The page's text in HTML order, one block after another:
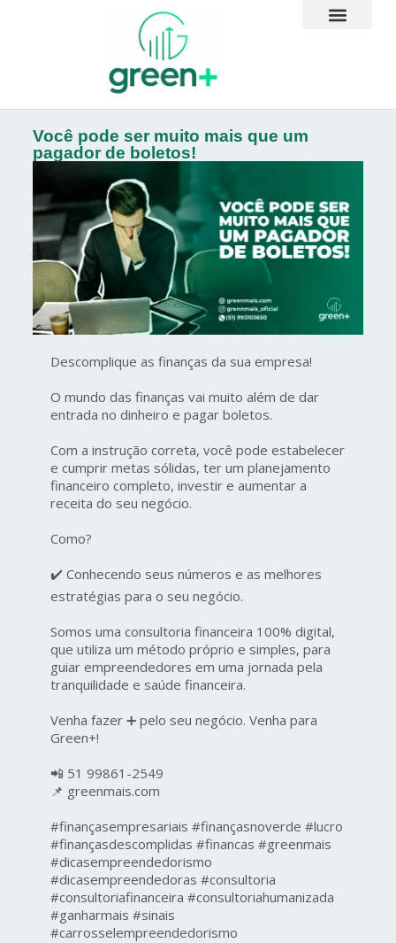
Você pode ser muito mais que um
pagador de boletos!
Descomplique as finanças da sua empresa!
O mundo das finanças vai muito além de dar
entrada no dinheiro e pagar boletos.
Com a instrução correta, você pode estabelecer
e cumprir metas sólidas, ter um planejamento
financeiro completo, investir e aumentar a
receita do seu negócio.
Como?
✔️ Conhecendo seus números e as melhores
estratégias para o seu negócio.
Somos uma consultoria financeira 100% digital,
que utiliza um método próprio e simples, para
guiar empreendedores em uma jornada pela
tranquilidade e saúde financeira.
Venha fazer ➕ pelo seu negócio. Venha para
Green+!
📲 51 99861-2549
📌 greenmais.com
#finançasempresariais #finançasnoverde #lucro
#finançasdescomplidas #financas #greenmais
#dicasempreendedorismo
#dicasempreendedoras #consultoria
#consultoriafinanceira #consultoriahumanizada
#ganharmais #sinais
#carrosselempreendedorismo